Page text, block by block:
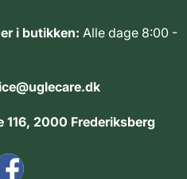
i butikken: Alle dage 8:00 -
116, 2000 Frederiksberg